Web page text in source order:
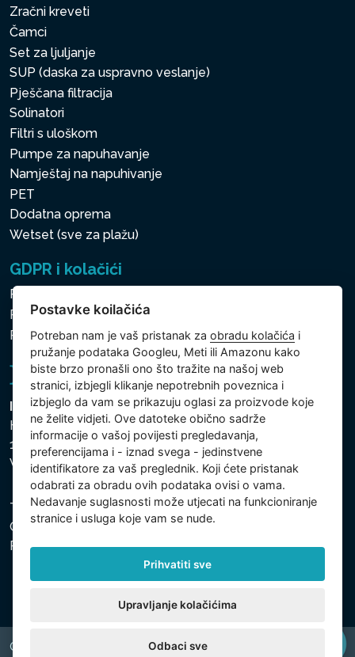
Zračni kreveti
Čamci
Set za ljuljanje
SUP (daska za uspravno veslanje)
Pješčana filtracija
Solinatori
Filtri s uloškom
Pumpe za napuhavanje
Namještaj na napuhivanje
PET
Dodatna oprema
Wetset (sve za plažu)
GDPR i kolačići
Pravila zaštite osobnih i drugih obrađivanih podataka
Politika kolačića
Postavke koilačića
Intex Trading, s.r.o.
Hradecká 2526/3
130 00 Praha 3
Vinohrady - Česká republika
Tvrtka je registrirana pri Općinskom sudu u Pragu, Odjel
C, uložak 74759. Identifikacijski broj tvrtke: 26150808,
Porezni identifikacijski broj: CZ26150808.
Copyright © 2026 INTEX TRADING s.r.o. All rights reserved.
Postavke koilačića
Potreban nam je vaš pristanak zaobradu kolačića i
pružanje podataka Googleu, Meti ili Amazonu kako
biste brzo pronašli ono što tražite na našoj web
stranici, izbjegli klikanje nepotrebnih poveznica i
izbjeglo da vam se prikazuju oglasi za proizvode koje
ne želite vidjeti. Ove datoteke obično sadrže
informacije o vašoj povijesti pregledavanja,
preferencijama i - iznad svega - jedinstvene
identifikatore za vaš preglednik. Koji ćete pristanak
odabrati za obradu ovih podataka ovisi o vama.
Nedavanje suglasnosti može utjecati na funkcioniranje
stranice i usluga koje vam se nude.
Prihvatiti sve
Upravljanje kolačićima
Odbaci sve